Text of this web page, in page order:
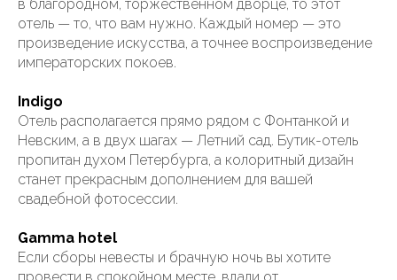
в благородном, торжественном дворце, то этот
отель — то, что вам нужно. Каждый номер — это
произведение искусства, а точнее воспроизведение
императорских покоев.
Indigo
Отель располагается прямо рядом с Фонтанкой и
Невским, а в двух шагах — Летний сад. Бутик-отель
пропитан духом Петербурга, а колоритный дизайн
станет прекрасным дополнением для вашей
свадебной фотосессии.
Gamma hotel
Если сборы невесты и брачную ночь вы хотите